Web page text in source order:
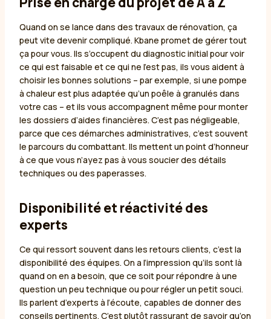
Quand on se lance dans des travaux de rénovation, ça
peut vite devenir compliqué. Kbane promet de gérer tout
ça pour vous. Ils s’occupent du diagnostic initial pour voir
ce qui est faisable et ce qui ne l’est pas, ils vous aident à
choisir les bonnes solutions – par exemple, si une pompe
à chaleur est plus adaptée qu’un poêle à granulés dans
votre cas – et ils vous accompagnent même pour monter
les dossiers d’aides financières. C’est pas négligeable,
parce que ces démarches administratives, c’est souvent
le parcours du combattant. Ils mettent un point d’honneur
à ce que vous n’ayez pas à vous soucier des détails
techniques ou des paperasses.
Disponibilité et réactivité des
experts
Ce qui ressort souvent dans les retours clients, c’est la
disponibilité des équipes. On a l’impression qu’ils sont là
quand on en a besoin, que ce soit pour répondre à une
question un peu technique ou pour régler un petit souci.
Ils parlent d’experts à l’écoute, capables de donner des
conseils pertinents. C’est plutôt rassurant de savoir qu’on